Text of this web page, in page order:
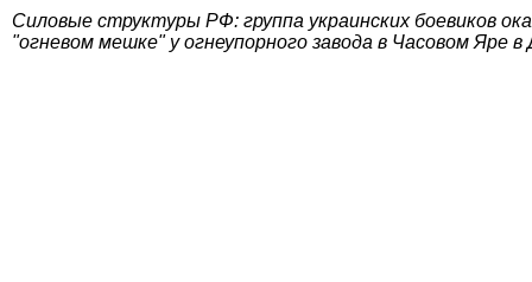
Силовые структуры РФ: группа украинских боевиков
"огневом мешке" у огнеупорного завода в Часовом Яре